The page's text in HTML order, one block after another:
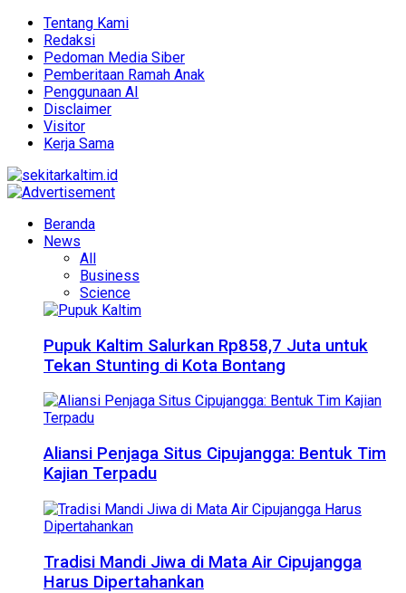
Tentang Kami
Redaksi
Pedoman Media Siber
Pemberitaan Ramah Anak
Penggunaan AI
Disclaimer
Visitor
Kerja Sama
Beranda
News
All
Business
Science
Pupuk Kaltim Salurkan Rp858,7 Juta untuk
Tekan Stunting di Kota Bontang
Aliansi Penjaga Situs Cipujangga: Bentuk Tim
Kajian Terpadu
Tradisi Mandi Jiwa di Mata Air Cipujangga
Harus Dipertahankan